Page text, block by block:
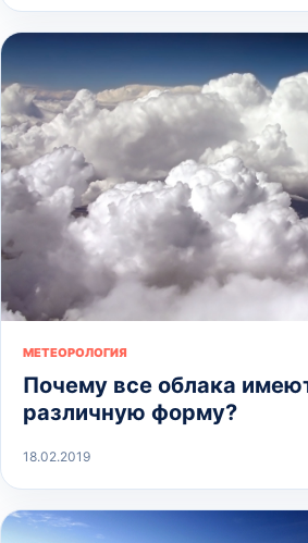
МЕТЕОРОЛОГИЯ
Почему все облака
различную форму?
18.02.2019